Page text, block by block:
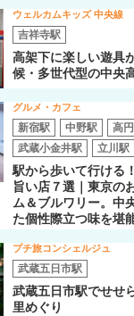
ウェルカムキッズ 中央線
吉祥寺駅
高架下に楽しい遊具
候・多世代型の中央
グルメ・カフェ
新宿駅 中野駅 高
武蔵小金井駅
立川駅
駅から歩いて行ける
旨い店７選｜東京の
ム＆ブルワリー。中
た個性際立つ味を堪
プチ旅コンシェルジュ
武蔵五日市駅
武蔵五日市駅でせせ
里めぐり